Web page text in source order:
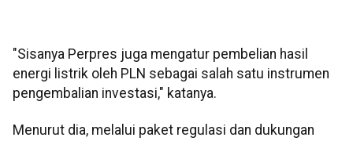
"Sisanya Perpres juga mengatur pembelian hasil
energi listrik oleh PLN sebagai salah satu instrumen
pengembalian investasi," katanya.
Menurut dia, melalui paket regulasi dan dukungan